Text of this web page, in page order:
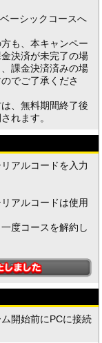
ーシックコースへ
も、本キャンペー
決済が未完了の場
課金決済済みの場
でご了承くださ
、無料期間終了後
れます。
アルコードを入力
アルコードは使用
度コースを解約し
開始前にPCに接続